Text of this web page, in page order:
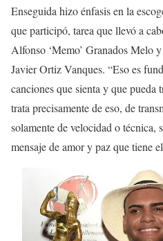
Enseguida hizo énfasis en la
que participó, tarea que llevó a
Alfonso ‘Memo’ Granados Melo
Javier Ortiz Vanques. “Eso es
canciones que sienta y que
trata precisamente de eso, de
solamente de velocidad o
mensaje de amor y paz que tiene